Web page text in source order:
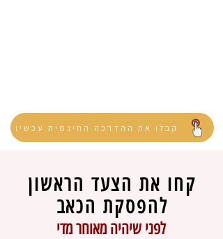
קבלו את ההדרכה החינמית עכשיו
קחו את הצעד הראשון
להפסקת הכאב
לפני שיהיה מאוחר מדי